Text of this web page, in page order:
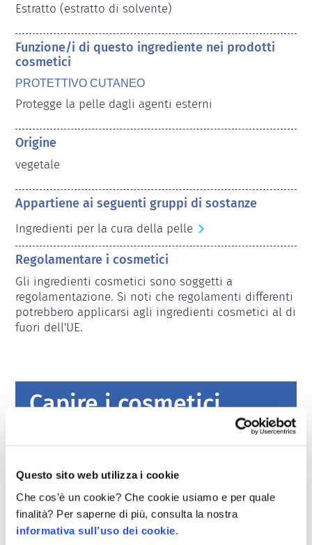
Questo sito web utilizza i cookie
Che cos’è un cookie? Che cookie usiamo e per quale
finalità? Per saperne di più, consulta la nostra
informativa sull’uso dei cookie.
Estratto (estratto di solvente)
Funzione/i di questo ingrediente nei prodotti
cosmetici
PROTETTIVO CUTANEO
Protegge la pelle dagli agenti esterni
Origine
vegetale
Appartiene ai seguenti gruppi di sostanze
Ingredienti per la cura della pelle
Regolamentare i cosmetici
Gli ingredienti cosmetici sono soggetti a
regolamentazione. Si noti che regolamenti differenti
potrebbero applicarsi agli ingredienti cosmetici al di
fuori dell'UE.
Capire i cosmetici
Come viene garantita la sicurezza dei
Leggi severe garantiscono che i cosmetici e i
prodotti per l’igiene personale venduti
nell’Unione europea siano sicuri da usare
per le persone. Le aziende e le autorità di
leggi di più